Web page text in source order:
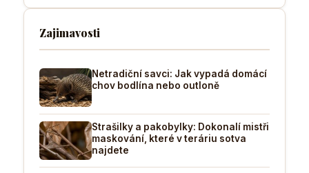
Zajimavosti
Netradiční savci: Jak vypadá domácí
chov bodlína nebo outloně
Strašilky a pakobylky: Dokonalí mistři
maskování, které v teráriu sotva
najdete